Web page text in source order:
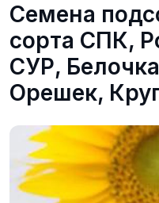
Семена
сорта СПК,
СУР,
Орешек,